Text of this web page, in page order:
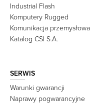
Industrial Flash
Komputery Rugged
Komunikacja przemysłowa
Katalog CSI S.A.
SERWIS
Warunki gwarancji
Naprawy pogwarancyjne